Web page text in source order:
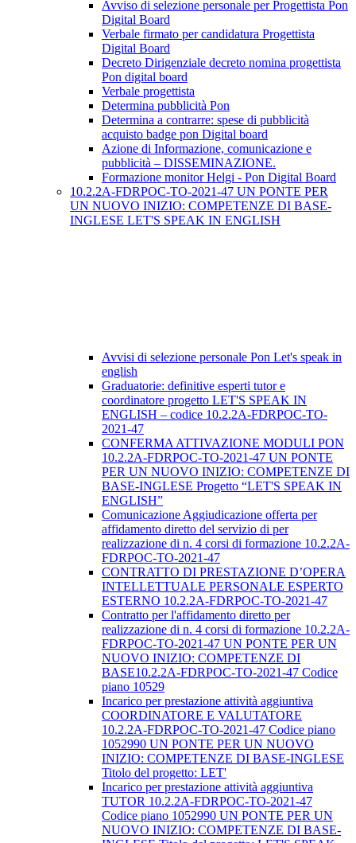
Avviso di selezione personale per Progettista Pon
Digital Board
Verbale firmato per candidatura Progettista
Digital Board
Decreto Dirigenziale decreto nomina progettista
Pon digital board
Verbale progettista
Determina pubblicità Pon
Determina a contrarre: spese di pubblicità
acquisto badge pon Digital board
Azione di Informazione, comunicazione e
pubblicità – DISSEMINAZIONE.
Formazione monitor Helgi - Pon Digital Board
10.2.2A-FDRPOC-TO-2021-47 UN PONTE PER
UN NUOVO INIZIO: COMPETENZE DI BASE-
INGLESE LET'S SPEAK IN ENGLISH
Avvisi di selezione personale Pon Let's speak in
english
Graduatorie: definitive esperti tutor e
coordinatore progetto LET'S SPEAK IN
ENGLISH – codice 10.2.2A-FDRPOC-TO-
2021-47
CONFERMA ATTIVAZIONE MODULI PON
10.2.2A-FDRPOC-TO-2021-47 UN PONTE
PER UN NUOVO INIZIO: COMPETENZE DI
BASE-INGLESE Progetto “LET'S SPEAK IN
ENGLISH”
Comunicazione Aggiudicazione offerta per
affidamento diretto del servizio di per
realizzazione di n. 4 corsi di formazione 10.2.2A-
FDRPOC-TO-2021-47
CONTRATTO DI PRESTAZIONE D’OPERA
INTELLETTUALE PERSONALE ESPERTO
ESTERNO 10.2.2A-FDRPOC-TO-2021-47
Contratto per l'affidamento diretto per
realizzazione di n. 4 corsi di formazione 10.2.2A-
FDRPOC-TO-2021-47 UN PONTE PER UN
NUOVO INIZIO: COMPETENZE DI
BASE10.2.2A-FDRPOC-TO-2021-47 Codice
piano 10529
Incarico per prestazione attività aggiuntiva
COORDINATORE E VALUTATORE
10.2.2A-FDRPOC-TO-2021-47 Codice piano
1052990 UN PONTE PER UN NUOVO
INIZIO: COMPETENZE DI BASE-INGLESE
Titolo del progetto: LET'
Incarico per prestazione attività aggiuntiva
TUTOR 10.2.2A-FDRPOC-TO-2021-47
Codice piano 1052990 UN PONTE PER UN
NUOVO INIZIO: COMPETENZE DI BASE-